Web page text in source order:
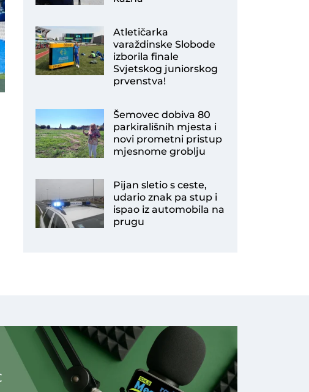
Atletičarka
varaždinske Slobode
izborila finale
Svjetskog juniorskog
prvenstva!
Šemovec dobiva 80
parkirališnih mjesta i
novi prometni pristup
mjesnome groblju
Pijan sletio s ceste,
udario znak pa stup i
ispao iz automobila na
prugu